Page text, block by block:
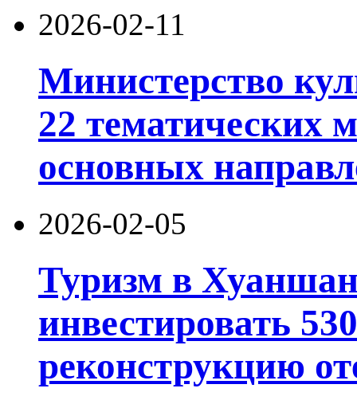
2026-02-11
Министерство
22 тематических
основных
2026-02-05
Туризм в
инвестировать
реконструкцию